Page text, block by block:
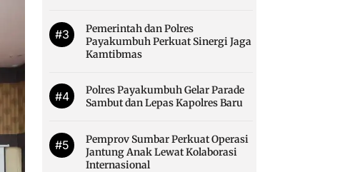
#3
Pemerintah dan Polres
Payakumbuh Perkuat Sinergi Jaga
Kamtibmas
#4
Polres Payakumbuh Gelar Parade
Sambut dan Lepas Kapolres Baru
#5
Pemprov Sumbar Perkuat Operasi
Jantung Anak Lewat Kolaborasi
Internasional